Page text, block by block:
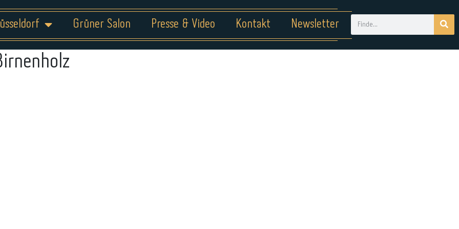
Grüner Salon Presse & Video Kontakt Newsletter